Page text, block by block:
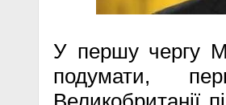
У першу чергу
подумати,